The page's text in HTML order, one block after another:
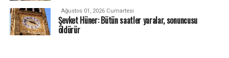
Ağustos 01, 2026 Cumartesi
Şevket Hüner: Bütün saatler yaralar, sonuncusu
öldürür